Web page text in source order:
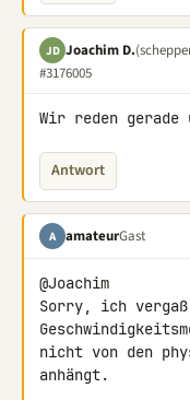
JD Joachim D.
#3176005
Wir reden
Antwort
A amateurGast
@Joachim
Sorry, ich
nicht von den
anhängt.